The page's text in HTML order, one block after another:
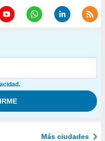
Más ciudades